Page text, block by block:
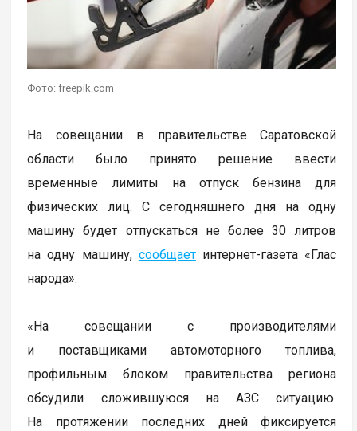
Фото: freepik.com
На совещании в правительстве Саратовской
области было принято решение ввести
временные лимиты на отпуск бензина для
физических лиц. С сегодняшнего дня на одну
машину будет отпускаться не более 30 литров
на одну машину, сообщаетинтернет-газета «Глас
народа».
«На совещании с производителями
и поставщиками автомоторного топлива,
профильным блоком правительства региона
обсудили сложившуюся на АЗС ситуацию.
На протяжении последних дней фиксируется